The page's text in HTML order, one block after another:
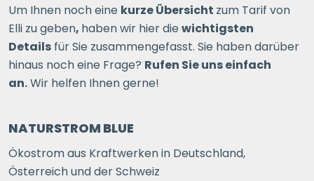
Um Ihnen noch eine kurze Übersicht zum Tarif von
Elli zu geben, haben wir hier die wichtigsten
Details für Sie zusammengefasst. Sie haben darüber
hinaus noch eine Frage? Rufen Sie uns einfach
an.Wir helfen Ihnen gerne!
NATURSTROM BLUE
Ökostrom aus Kraftwerken in Deutschland,
Österreich und der Schweiz